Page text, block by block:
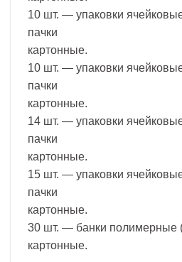
10 шт. — упаковки
пачки
картонные.
10 шт. — упаковки
пачки
картонные.
14 шт. — упаковки
пачки
картонные.
15 шт. — упаковки
пачки
картонные.
30 шт. — банки полимерные
картонные.